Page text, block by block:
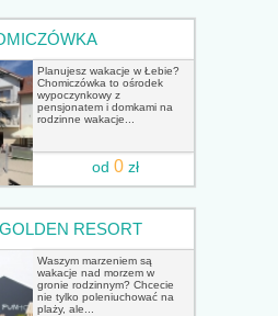
Planujesz wakacje w Łebie?
Chomiczówka to ośrodek
wypoczynkowy z
pensjonatem i domkami na
rodzinne wakacje...
od0 zł
RESORT
Waszym marzeniem są
wakacje nad morzem w
gronie rodzinnym? Chcecie
nie tylko poleniuchować na
plaży, ale...